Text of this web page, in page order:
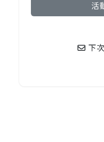
活
下